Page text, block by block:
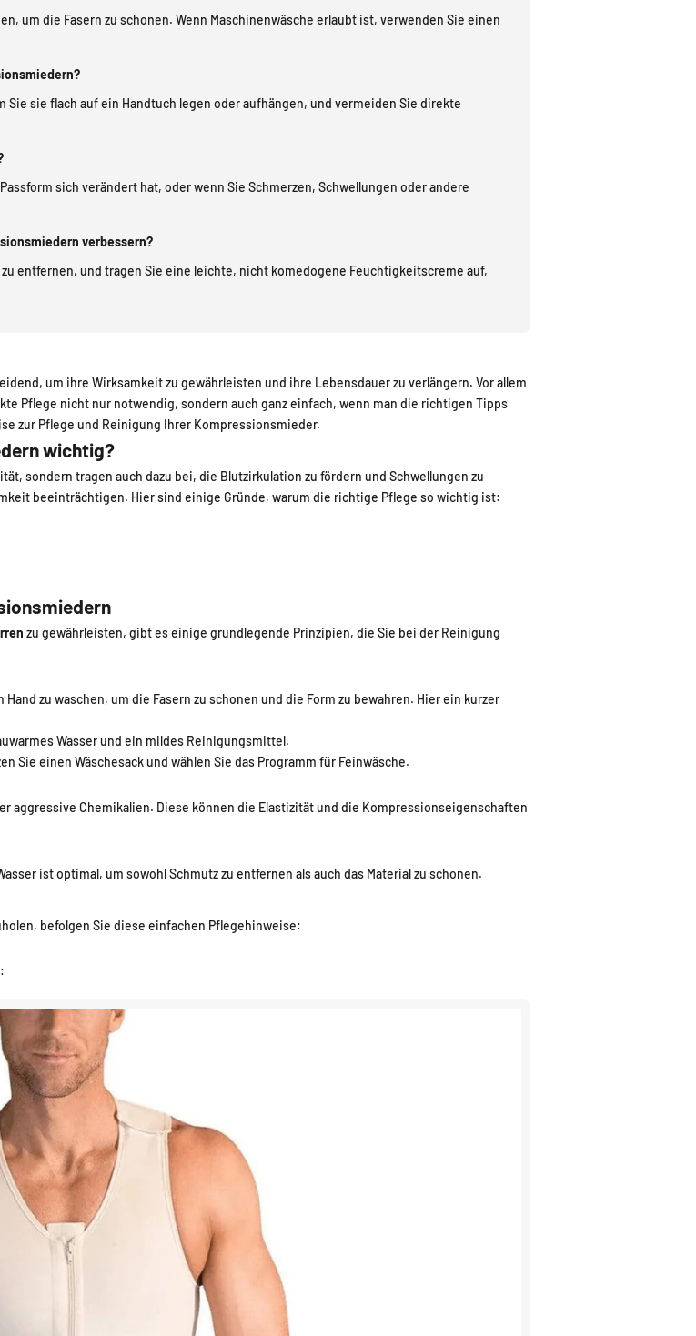
um die Fasern zu schonen. Wenn Maschinenwäsche erlaubt ist, verwenden Sie einen
sie flach auf ein Handtuch legen oder aufhängen, und vermeiden Sie direkte
sich verändert hat, oder wenn Sie Schmerzen, Schwellungen oder andere
verbessern?
entfernen, und tragen Sie eine leichte, nicht komedogene Feuchtigkeitscreme auf,
um ihre Wirksamkeit zu gewährleisten und ihre Lebensdauer zu verlängern. Vor allem
Pflege nicht nur notwendig, sondern auch ganz einfach, wenn man die richtigen Tipps
zur Pflege und Reinigung Ihrer Kompressionsmieder.
wichtig?
sondern tragen auch dazu bei, die Blutzirkulation zu fördern und Schwellungen zu
beeinträchtigen. Hier sind einige Gründe, warum die richtige Pflege so wichtig ist:
zu gewährleisten, gibt es einige grundlegende Prinzipien, die Sie bei der Reinigung
zu waschen, um die Fasern zu schonen und die Form zu bewahren. Hier ein kurzer
Wasser und ein mildes Reinigungsmittel.
Sie einen Wäschesack und wählen Sie das Programm für Feinwäsche.
aggressive Chemikalien. Diese können die Elastizität und die Kompressionseigenschaften
ist optimal, um sowohl Schmutz zu entfernen als auch das Material zu schonen.
befolgen Sie diese einfachen Pflegehinweise: